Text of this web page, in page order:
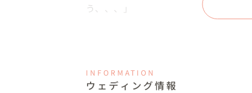
う、、、」
INFORMATION
ウェディング情報